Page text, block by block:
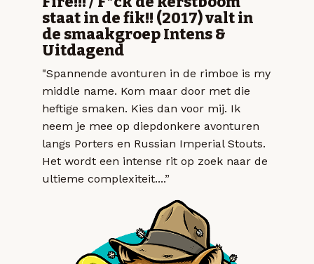
staat in de fik!! (2017) valt in
de smaakgroep Intens &
Uitdagend
"Spannende avonturen in de rimboe is my
middle name. Kom maar door met die
heftige smaken. Kies dan voor mij. Ik
neem je mee op diepdonkere avonturen
langs Porters en Russian Imperial Stouts.
Het wordt een intense rit op zoek naar de
ultieme complexiteit....”